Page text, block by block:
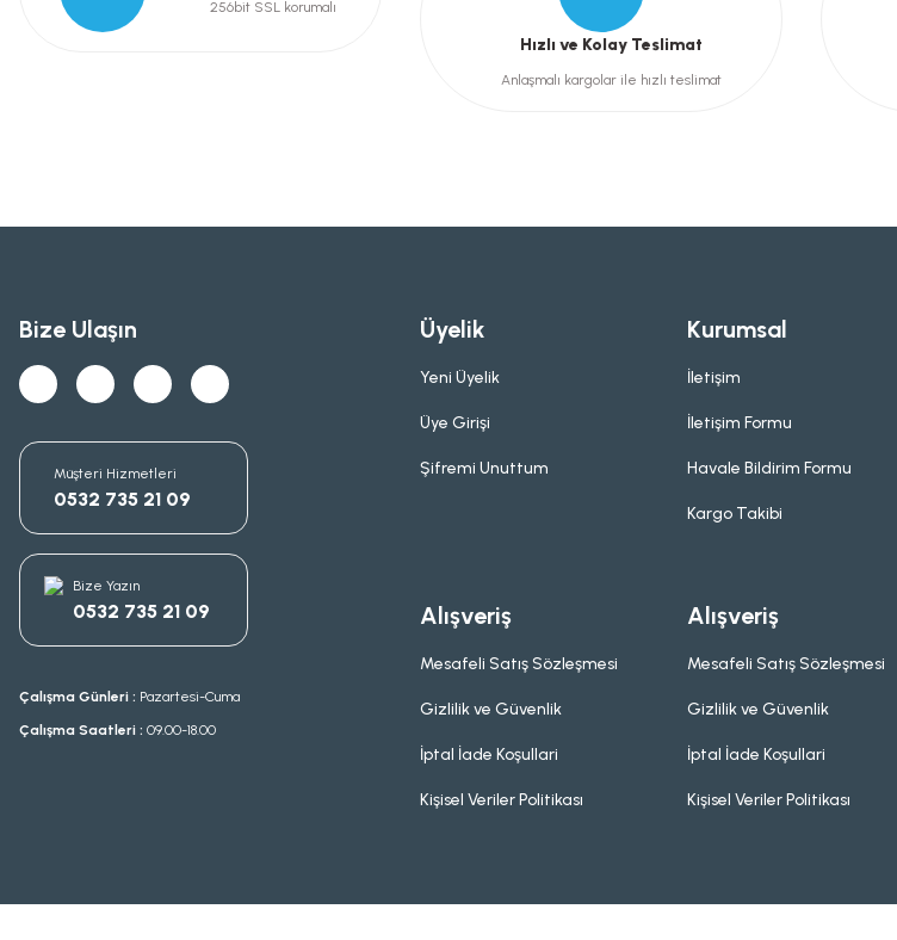
256bit SSL korumalı
Hızlı ve Kolay Teslimat
Anlaşmalı kargolar ile hızlı teslimat
Bize Ulaşın
Müşteri Hizmetleri
0532 735 21 09
Bize Yazın
0532 735 21 09
Çalışma Günleri : Pazartesi-Cuma
Çalışma Saatleri : 09.00-18.00
Üyelik
Yeni Üyelik
Üye Girişi
Şifremi Unuttum
Kurumsal
İletişim
İletişim Formu
Havale Bildirim Formu
Kargo Takibi
Alışveriş
Mesafeli Satış Sözleşmesi
Gizlilik ve Güvenlik
İptal İade Koşullari
Kişisel Veriler Politikası
Alışveriş
Mesafeli Satış Sözleşmesi
Gizlilik ve Güvenlik
İptal İade Koşullari
Kişisel Veriler Politikası